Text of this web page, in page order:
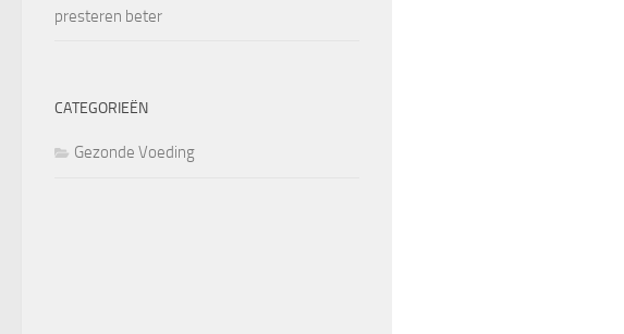
presteren beter
CATEGORIEËN
Gezonde Voeding